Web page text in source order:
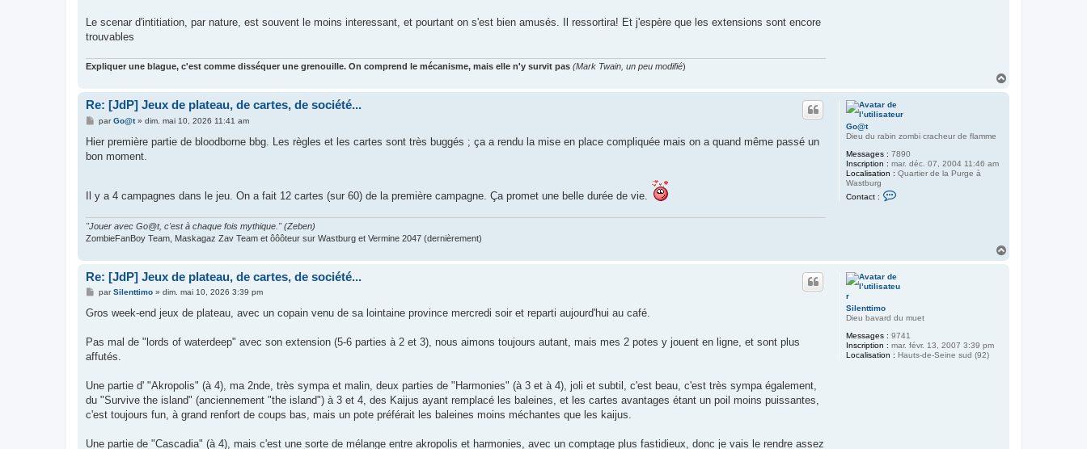
Le scenar d'intitiation, par nature, est souvent le moins interessant, et pourtant on s'est bien amusés. Il ressortira! Et j'espère que les extensions sont encore
trouvables
Expliquer une blague, c'est comme disséquer une grenouille. On comprend le mécanisme, mais elle n'y survit pas (Mark Twain, un peu modifié)
Go@t
Dieu du rabin zombi cracheur de flamme
Messages : 7890
Inscription : mar. déc. 07, 2004 11:46 am
Localisation : Quartier de la Purge à
Wastburg
Contact :
e
o
Re: [JdP] Jeux de plateau, de cartes, de société...
M
s
a
parGo@t» dim. mai 10, 2026 11:41 am
Hier première partie de bloodborne bbg. Les règles et les cartes sont très buggés ; ça a rendu la mise en place compliquée mais on a quand même passé un
bon moment.
Il y a 4 campagnes dans le jeu. On a fait 12 cartes (sur 60) de la première campagne. Ça promet une belle durée de vie.
"Jouer avec Go@t, c'est à chaque fois mythique." (Zeben)
ZombieFanBoy Team, Maskagaz Zav Team et ôôôteur sur Wastburg et Vermine 2047 (dernièrement)
Silenttimo
Dieu bavard du muet
Messages : 9741
Inscription : mar. févr. 13, 2007 3:39 pm
Localisation : Hauts-de-Seine sud (92)
Re: [JdP] Jeux de plateau, de cartes, de société...
M
s
g
parSilenttimo» dim. mai 10, 2026 3:39 pm
Gros week-end jeux de plateau, avec un copain venu de sa lointaine province mercredi soir et reparti aujourd'hui au café.
Pas mal de "lords of waterdeep" avec son extension (5-6 parties à 2 et 3), nous aimons toujours autant, mais mes 2 potes y jouent en ligne, et sont plus
affutés.
Une partie d' "Akropolis" (à 4), ma 2nde, très sympa et malin, deux parties de "Harmonies" (à 3 et à 4), joli et subtil, c'est beau, c'est très sympa également,
du "Survive the island" (anciennement "the island") à 3 et 4, des Kaijus ayant remplacé les baleines, et les cartes avantages étant un poil moins puissantes,
c'est toujours fun, à grand renfort de coups bas, mais un pote préférait les baleines moins méchantes que les kaijus.
Une partie de "Cascadia" (à 4), mais c'est une sorte de mélange entre akropolis et harmonies, avec un comptage plus fastidieux, donc je vais le rendre assez